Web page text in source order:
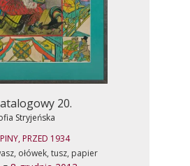
20.
Stryjeńska
PRZED 1934
ołówek, tusz, papier